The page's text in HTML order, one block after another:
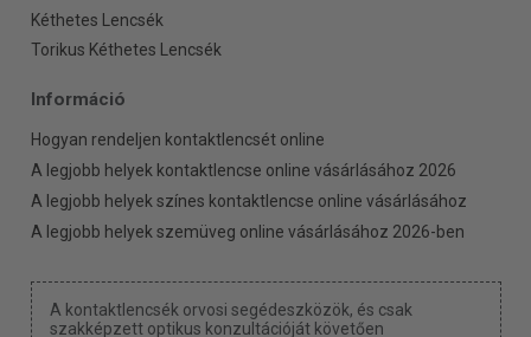
Kéthetes Lencsék
Torikus Kéthetes Lencsék
Információ
Hogyan rendeljen kontaktlencsét online
A legjobb helyek kontaktlencse online vásárlásához 2026
A legjobb helyek színes kontaktlencse online vásárlásához
A legjobb helyek szemüveg online vásárlásához 2026-ben
A kontaktlencsék orvosi segédeszközök, és csak
szakképzett optikus konzultációját követően